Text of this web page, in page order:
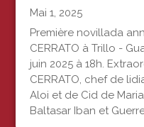
Mai 1, 2025
Première novillada
CERRATO à Trillo -
juin 2025 à 18h.
CERRATO, chef de
Aloi et de Cid de
Baltasar Iban et